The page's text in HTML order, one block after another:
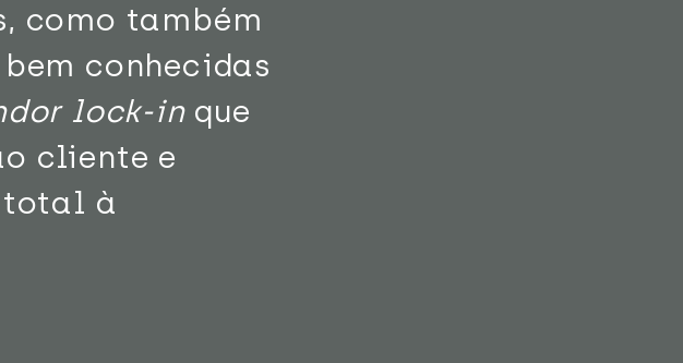
como também
bem conhecidas
lock-inque
cliente e
total à